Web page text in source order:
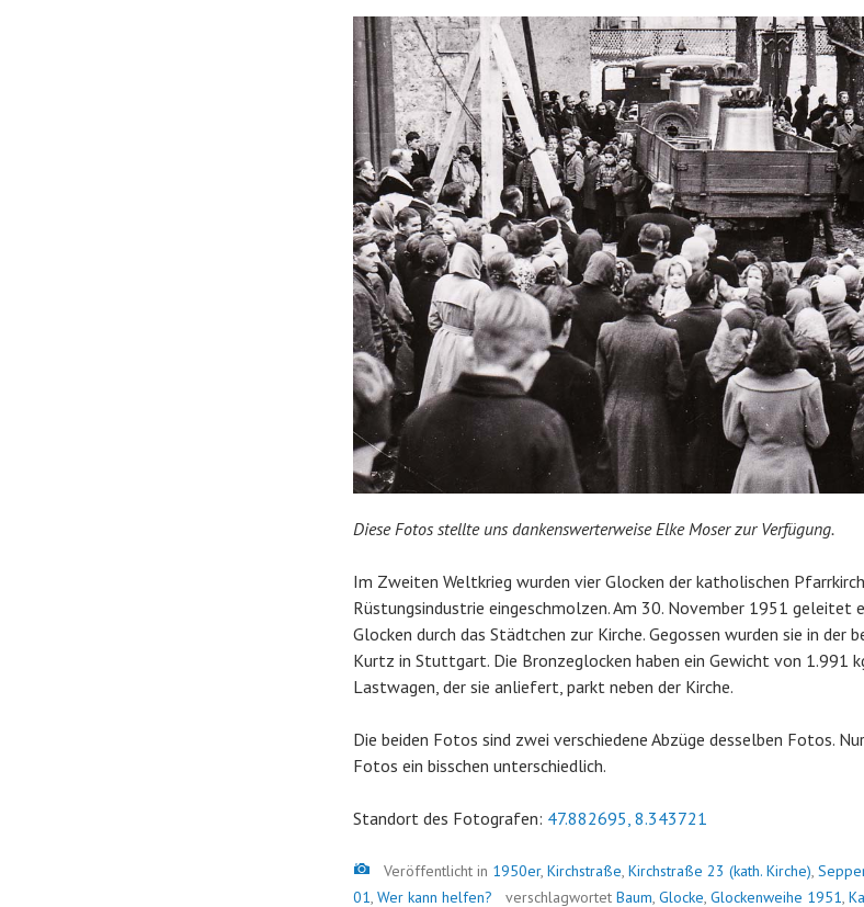
Diese Fotos stellte uns dankenswerterweise Elke Moser zur Verfügung.
Im Zweiten Weltkrieg wurden vier Glocken der katholischen
Rüstungsindustrie eingeschmolzen. Am 30. November 1951 geleitet
Glocken durch das Städtchen zur Kirche. Gegossen wurden sie in der
Kurtz in Stuttgart. Die Bronzeglocken haben ein Gewicht von 1.991
Lastwagen, der sie anliefert, parkt neben der Kirche.
Die beiden Fotos sind zwei verschiedene Abzüge desselben Fotos.
Fotos ein bisschen unterschiedlich.
Standort des Fotografen: 47.882695, 8.343721
Bild
Veröffentlicht in 1950er, Kirchstraße, Kirchstraße 23 (kath. Kirche),
01, Wer kann helfen? verschlagwortet Baum, Glocke, Glockenweihe 1951,